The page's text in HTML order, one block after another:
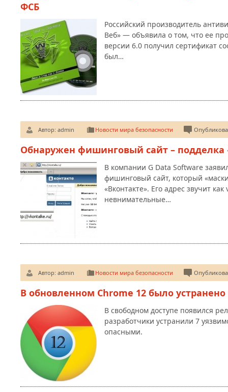
ФСБ
Российский производитель
Веб» — объявила о том, что ее
версии 6.0 получил сертификат
был…
Автор: admin Новости мира безопасности
Обнаружен фишинговый сайт – подделка
В компании G Data Software
фишинговый сайт, который
«Вконтакте». Его адрес звучит
невнимательные…
Автор: admin Новости мира безопасности
В обновленном Chrome 12 было
В свободном доступе появился
разработчики устранили 7
опасными.